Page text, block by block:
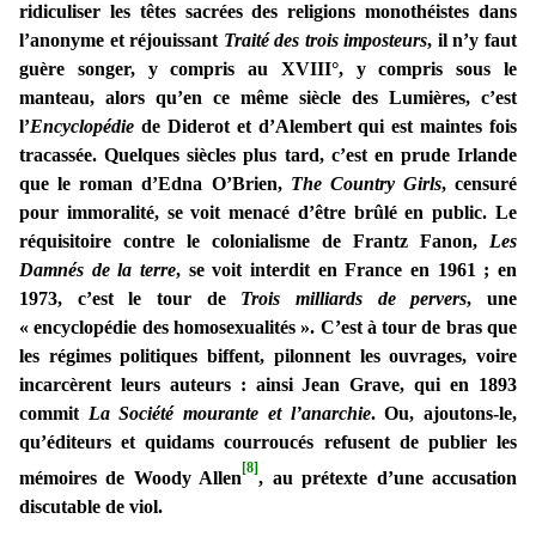
ridiculiser les têtes sacrées des religions monothéistes dans
l’anonyme et réjouissant Traité des trois imposteurs, il n’y faut
guère songer, y compris au XVIII°, y compris sous le
manteau, alors qu’en ce même siècle des Lumières, c’est
l’Encyclopédie de Diderot et d’Alembert qui est maintes fois
tracassée. Quelques siècles plus tard, c’est en prude Irlande
que le roman d’Edna O’Brien, The Country Girls, censuré
pour immoralité, se voit menacé d’être brûlé en public. Le
réquisitoire contre le colonialisme de Frantz Fanon, Les
Damnés de la terre, se voit interdit en France en 1961 ; en
1973, c’est le tour de Trois milliards de pervers, une
« encyclopédie des homosexualités ». C’est à tour de bras que
les régimes politiques biffent, pilonnent les ouvrages, voire
incarcèrent leurs auteurs : ainsi Jean Grave, qui en 1893
commit La Société mourante et l’anarchie. Ou, ajoutons-le,
qu’éditeurs et quidams courroucés refusent de publier les
mémoires de Woody Allen[8], au prétexte d’une accusation
discutable de viol.